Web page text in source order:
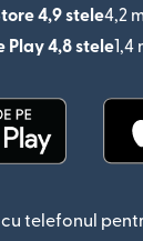
4,9 stele4,2
Play 4,8 stele1,4
telefonul